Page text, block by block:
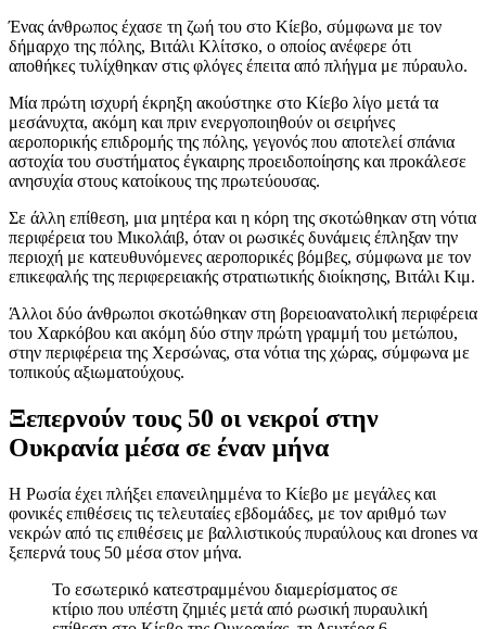
Ένας άνθρωπος έχασε τη ζωή του στο Κίεβο, σύμφωνα με τον
δήμαρχο της πόλης, Βιτάλι Κλίτσκο, ο οποίος ανέφερε ότι
αποθήκες τυλίχθηκαν στις φλόγες έπειτα από πλήγμα με πύραυλο.
Μία πρώτη ισχυρή έκρηξη ακούστηκε στο Κίεβο λίγο μετά τα
μεσάνυχτα, ακόμη και πριν ενεργοποιηθούν οι σειρήνες
αεροπορικής επιδρομής της πόλης, γεγονός που αποτελεί σπάνια
αστοχία του συστήματος έγκαιρης προειδοποίησης και προκάλεσε
ανησυχία στους κατοίκους της πρωτεύουσας.
Σε άλλη επίθεση, μια μητέρα και η κόρη της σκοτώθηκαν στη νότια
περιφέρεια του Μικολάιβ, όταν οι ρωσικές δυνάμεις έπληξαν την
περιοχή με κατευθυνόμενες αεροπορικές βόμβες, σύμφωνα με τον
επικεφαλής της περιφερειακής στρατιωτικής διοίκησης, Βιτάλι Κιμ.
Άλλοι δύο άνθρωποι σκοτώθηκαν στη βορειοανατολική περιφέρεια
του Χαρκόβου και ακόμη δύο στην πρώτη γραμμή του μετώπου,
στην περιφέρεια της Χερσώνας, στα νότια της χώρας, σύμφωνα με
τοπικούς αξιωματούχους.
Ξεπερνούν τους 50 οι νεκροί στην
Ουκρανία μέσα σε έναν μήνα
Η Ρωσία έχει πλήξει επανειλημμένα το Κίεβο με μεγάλες και
φονικές επιθέσεις τις τελευταίες εβδομάδες, με τον αριθμό των
νεκρών από τις επιθέσεις με βαλλιστικούς πυραύλους και drones να
ξεπερνά τους 50 μέσα στον μήνα.
Το εσωτερικό κατεστραμμένου διαμερίσματος σε
κτίριο που υπέστη ζημιές μετά από ρωσική πυραυλική